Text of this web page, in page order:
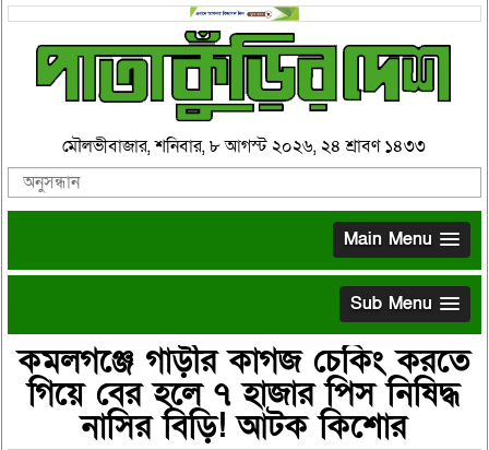
মৌলভীবাজার, শনিবার, ৮ আগস্ট ২০২৬, ২৪ শ্রাবণ ১৪৩৩
Main Menu
Sub Menu
কমলগঞ্জে গাড়ীর কাগজ চেকিং করতে
গিয়ে বের হলে ৭ হাজার পিস নিষিদ্ধ
নাসির বিড়ি! আটক কিশোর